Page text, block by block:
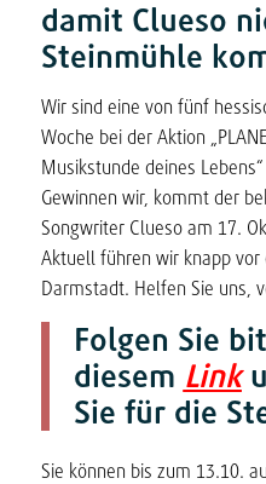
damit Clueso
Steinmühle
Wir sind eine von fünf
Woche bei der Aktion
Musikstunde deines
Gewinnen wir, kommt der
Songwriter Cluesoam 17.
Aktuell führen wir knapp vor
Darmstadt. Helfen Sie uns,
Folgen Sie
diesem Link
Sie für die
Sie können bis zum 13.10.